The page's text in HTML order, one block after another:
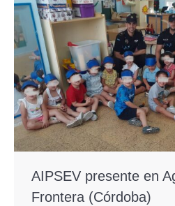
AIPSEV presente en
Frontera (Córdoba)